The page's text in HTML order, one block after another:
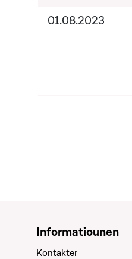
01.08.2023
Informatiounen
Kontakter